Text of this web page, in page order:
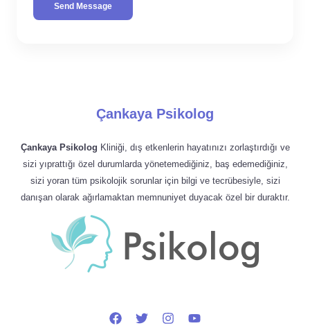
Send Message
Çankaya Psikolog
Çankaya Psikolog Kliniği, dış etkenlerin hayatınızı zorlaştırdığı ve
sizi yıprattığı özel durumlarda yönetemediğiniz, baş edemediğiniz,
sizi yoran tüm psikolojik sorunlar için bilgi ve tecrübesiyle, sizi
danışan olarak ağırlamaktan memnuniyet duyacak özel bir duraktır.